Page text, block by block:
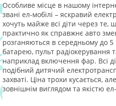
Особливе місце в нашому
звані ел-мобілі – яскравий
хочуть майже всі діти через те,
практично як справжнє авто
розганяються в середньому до
батарею, пульт радіокерування
наприклад включення фар. Всі
подібний дитячий
захваті. Ціна трохи кусається,
зовнішнім виглядом та якістю